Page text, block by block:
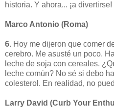
historia. Y ahora... ¡a divertirse!
Marco Antonio (Roma)
6. Hoy me dijeron que comer
cerebro. Me asusté un poco.
leche de soja con cereales.
leche común? No sé si debo
colesterol. En realidad, no
Larry David (Curb Your